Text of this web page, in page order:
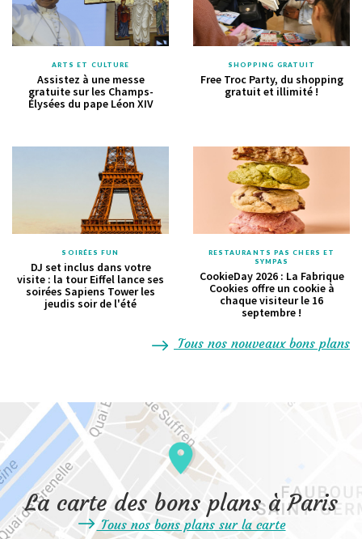
ARTS ET CULTURE
Assistez à une messe
gratuite sur les Champs-
Élysées du pape Léon XIV
SHOPPING GRATUIT
Free Troc Party, du shopping
gratuit et illimité !
SOIRÉES FUN
DJ set inclus dans votre
visite : la tour Eiffel lance ses
soirées Sapiens Tower les
jeudis soir de l'été
RESTAURANTS PAS CHERS ET
SYMPAS
CookieDay 2026 : La Fabrique
Cookies offre un cookie à
chaque visiteur le 16
septembre !
Tous nos nouveaux bons plans
La carte des bons plans à Paris
Tous nos bons plans sur la carte